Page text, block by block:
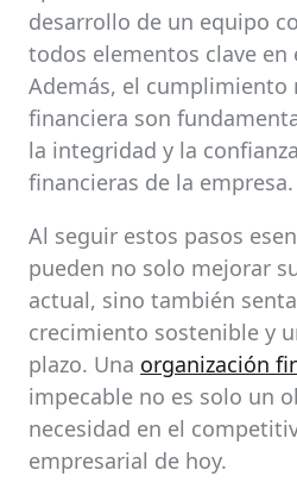
desarrollo de un equipo
todos elementos clave en
Además, el cumplimiento
financiera son
la integridad y la
financieras de la empresa.
Al seguir estos pasos
pueden no solo mejorar
actual, sino también
crecimiento sostenible y
plazo. Una organización
impecable no es solo un
necesidad en el
empresarial de hoy.